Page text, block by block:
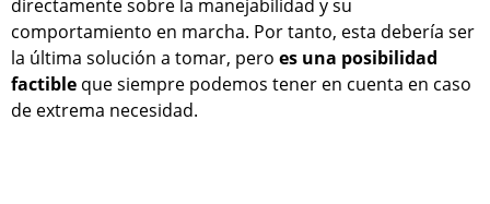
directamente sobre la manejabilidad y su
comportamiento en marcha. Por tanto, esta debería ser
la última solución a tomar, pero es una posibilidad
factible que siempre podemos tener en cuenta en caso
de extrema necesidad.